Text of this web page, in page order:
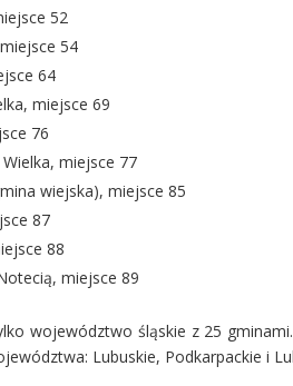
52
54
64
miejsce 69
76
miejsce 77
wiejska), miejsce 85
87
88
miejsce 89
województwo śląskie z 25
Lubuskie, Podkarpackie i